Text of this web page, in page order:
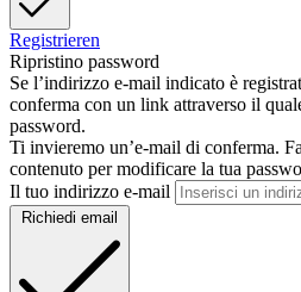
Registrieren
Ripristino password
Se l’indirizzo e-mail indicato è
conferma con un link attraverso il
password.
Ti invieremo un’e-mail di conferma.
contenuto per modificare la tua
Il tuo indirizzo e-mail
Richiedi email